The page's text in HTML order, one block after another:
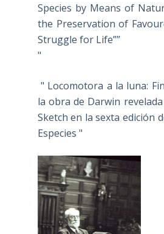
Species by Means of
the Preservation of
Struggle for Life””
"
" Locomotora a la luna:
la obra de Darwin
Sketch en la sexta edición
Especies "